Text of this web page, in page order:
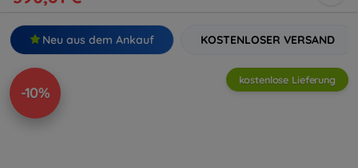
Neu aus dem Ankauf KOSTENLOSER VERSAND
-10%
kostenlose Lieferung